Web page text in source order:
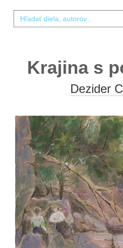
Krajina s
Dezider